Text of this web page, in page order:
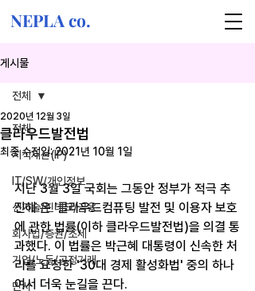
NEPLA co.
게시물
전체
지식재산(IP)
IT/SW/개인정보
신기술/핀테크/금융
회사법/증권/조세
기업/노동/공정거래
민사
전체
클라우드발전법
2020년 12월 3일
최종 수정일:2021년 10월 1일
지난 3월 3일 국회는 그동안 정부가 적극 추
진해 온 '클라우드컴퓨팅 발전 및 이용자 보호
에 관한 법률(이하 클라우드발전법)을 의결 통
과했다. 이 법률은 박근혜 대통령이 신속한 처
리를 요청한 '30대 경제 활성화법' 중의 하나
여서 더욱 눈길을 끈다.